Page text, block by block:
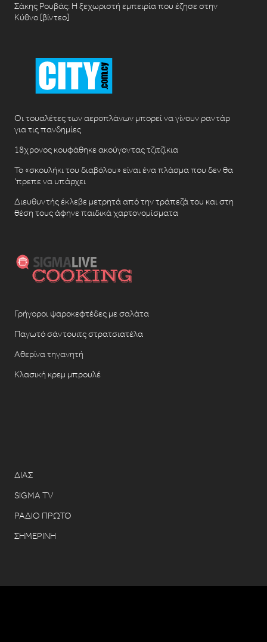
Σάκης Ρουβάς: Η ξεχωριστή εμπειρία που έζησε στην
Κύθνο [βίντεο]
Οι τουαλέτες των αεροπλάνων μπορεί να γίνουν ραντάρ
για τις πανδημίες
18χρονος κουφάθηκε ακούγοντας τζιτζίκια
Το «σκουλήκι του διαβόλου» είναι ένα πλάσμα που δεν θα
‘πρεπε να υπάρχει
Διευθυντής έκλεβε μετρητά από την τράπεζά του και στη
θέση τους άφηνε παιδικά χαρτονομίσματα
Γρήγοροι ψαροκεφτέδες με σαλάτα
Παγωτό σάντουιτς στρατσιατέλα
Αθερίνα τηγανητή
Κλασική κρεμ μπρουλέ
ΔΙΑΣ
SIGMA TV
ΡΑΔΙΟ ΠΡΩΤΟ
ΣΗΜΕΡΙΝΗ